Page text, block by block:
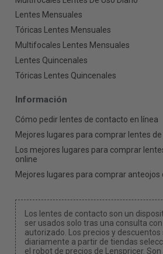
Lentes Mensuales
Tóricas Lentes Mensuales
Multifocales Lentes Mensuales
Lentes Quincenales
Tóricas Lentes Quincenales
Información
Cómo pedir lentes de contacto en línea
Mejores lugares para comprar lentes
Los mejores lugares para comprar
online
Mejores lugares para comprar anteojos
Los lentes de contacto son un
ser usados solo tras una consulta
autorizado. Los precios y
diariamente a partir de tiendas
el robot de precios de Lenspricer.